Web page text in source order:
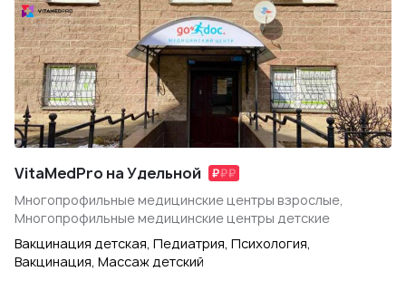
VitaMedPro на Удельной
Многопрофильные медицинские центры взрослые,
Многопрофильные медицинские центры детские
Вакцинация детская, Педиатрия, Психология,
Вакцинация, Массаж детский